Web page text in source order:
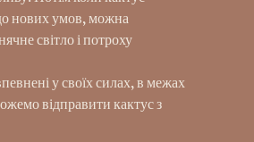
нових умов, можна
світло і потроху
у своїх силах, в межах
відправити кактус з